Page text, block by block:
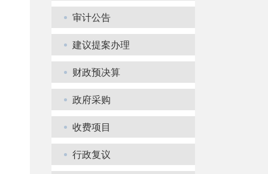
审计公告
建议提案办理
财政预决算
政府采购
收费项目
行政复议